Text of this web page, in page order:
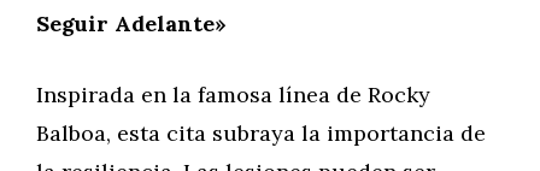
Seguir Adelante»
Inspirada en la famosa línea de Rocky
Balboa, esta cita subraya la importancia de